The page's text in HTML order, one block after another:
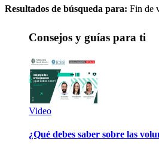
Resultados de búsqueda para: Fin de
Consejos y guías para ti
Video
¿Qué debes saber sobre las